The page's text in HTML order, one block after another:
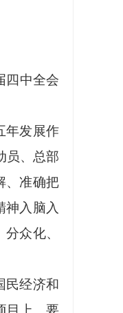
四中全会
年发展作
员、总部
、准确把
入脑入
众化、
民经济和
目上。要